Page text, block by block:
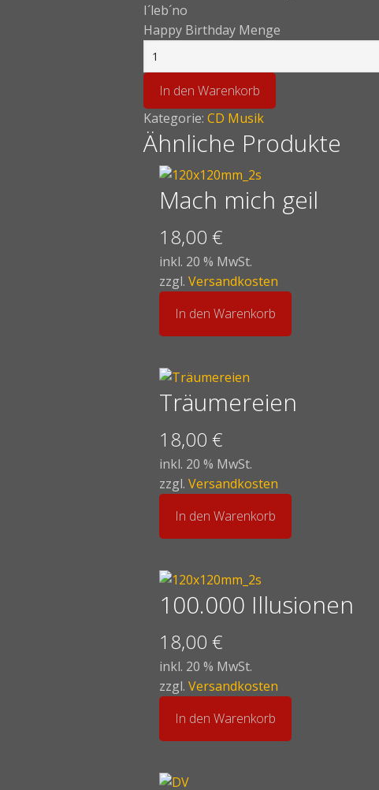
I´leb´no
Happy Birthday Menge
In den Warenkorb
Kategorie: CD Musik
Ähnliche Produkte
Mach mich geil
18,00 €
inkl. 20 % MwSt.
zzgl. Versandkosten
In den Warenkorb
Träumereien
18,00 €
inkl. 20 % MwSt.
zzgl. Versandkosten
In den Warenkorb
100.000 Illusionen
18,00 €
inkl. 20 % MwSt.
zzgl. Versandkosten
In den Warenkorb